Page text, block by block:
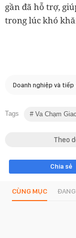
gần đã hỗ trợ,
trong lúc khó
Doanh nghiệp và tiếp
Tags Va Chạm
Theo
Chia sẻ
CÙNG MỤC